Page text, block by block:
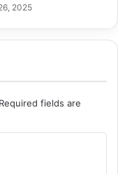
2025
Required fields are